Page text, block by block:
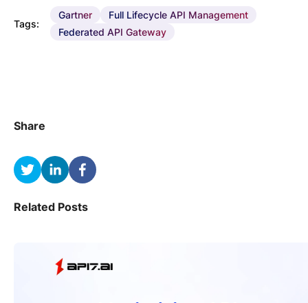
Tags:
Gartner
Full Lifecycle API Management
Federated API Gateway
Share
Related Posts